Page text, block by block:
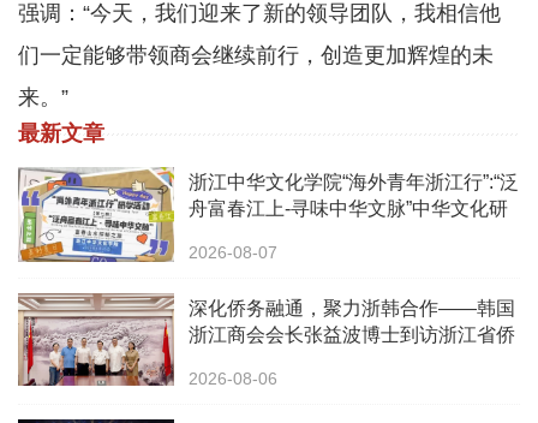
强调：“今天，我们迎来了新的领导团队，我相信他
们一定能够带领商会继续前行，创造更加辉煌的未
来。”
最新文章
浙江中华文化学院“海外青年浙江行”:“泛
舟富春江上-寻味中华文脉”中华文化研
2026-08-07
深化侨务融通，聚力浙韩合作——韩国
浙江商会会长张益波博士到访浙江省侨
2026-08-06